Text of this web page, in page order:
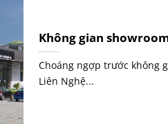
Không gian
Choáng ngợp trước không
Liên Nghệ...